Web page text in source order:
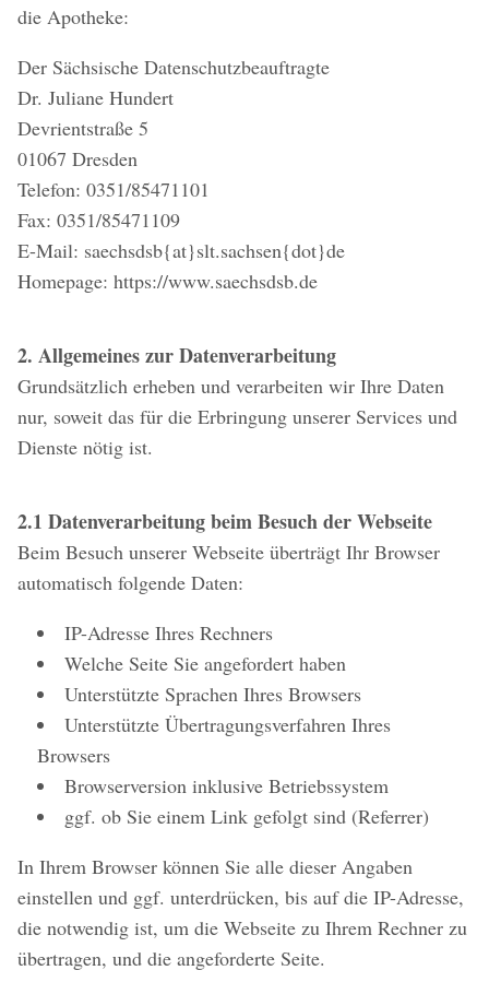
die Apotheke:
Der Sächsische Datenschutzbeauftragte
Dr. Juliane Hundert
Devrientstraße 5
01067 Dresden
Telefon: 0351/85471101
Fax: 0351/85471109
E-Mail: saechsdsb{at}slt.sachsen{dot}de
Homepage: https://www.saechsdsb.de
2. Allgemeines zur Datenverarbeitung
Grundsätzlich erheben und verarbeiten wir Ihre Daten
nur, soweit das für die Erbringung unserer Services und
Dienste nötig ist.
2.1 Datenverarbeitung beim Besuch der Webseite
Beim Besuch unserer Webseite überträgt Ihr Browser
automatisch folgende Daten:
IP-Adresse Ihres Rechners
Welche Seite Sie angefordert haben
Unterstützte Sprachen Ihres Browsers
Unterstützte Übertragungsverfahren Ihres
Browsers
Browserversion inklusive Betriebssystem
ggf. ob Sie einem Link gefolgt sind (Referrer)
In Ihrem Browser können Sie alle dieser Angaben
einstellen und ggf. unterdrücken, bis auf die IP-Adresse,
die notwendig ist, um die Webseite zu Ihrem Rechner zu
übertragen, und die angeforderte Seite.